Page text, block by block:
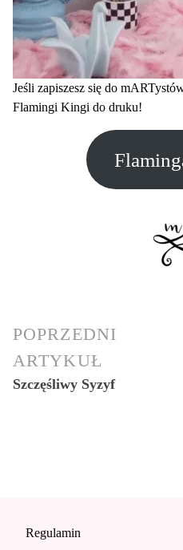
Jeśli zapiszesz się do
Flamingi Kingi do druku!
POPRZEDNI
ARTYKUŁ
Szczęśliwy Syzyf
Regulamin